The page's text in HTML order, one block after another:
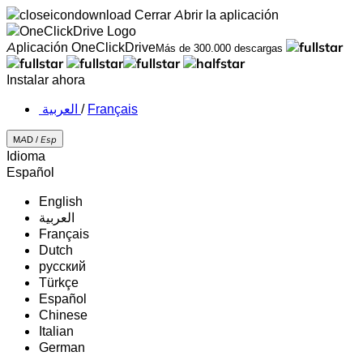
Cerrar Abrir la aplicación
Aplicación OneClickDriveMás de 300.000 descargas
Instalar ahora
‏العربية ‏ / Français
MAD / Esp
Idioma
Español
English
‏العربية‏
Français
Dutch
русский
Türkçe
Español
Chinese
Italian
German